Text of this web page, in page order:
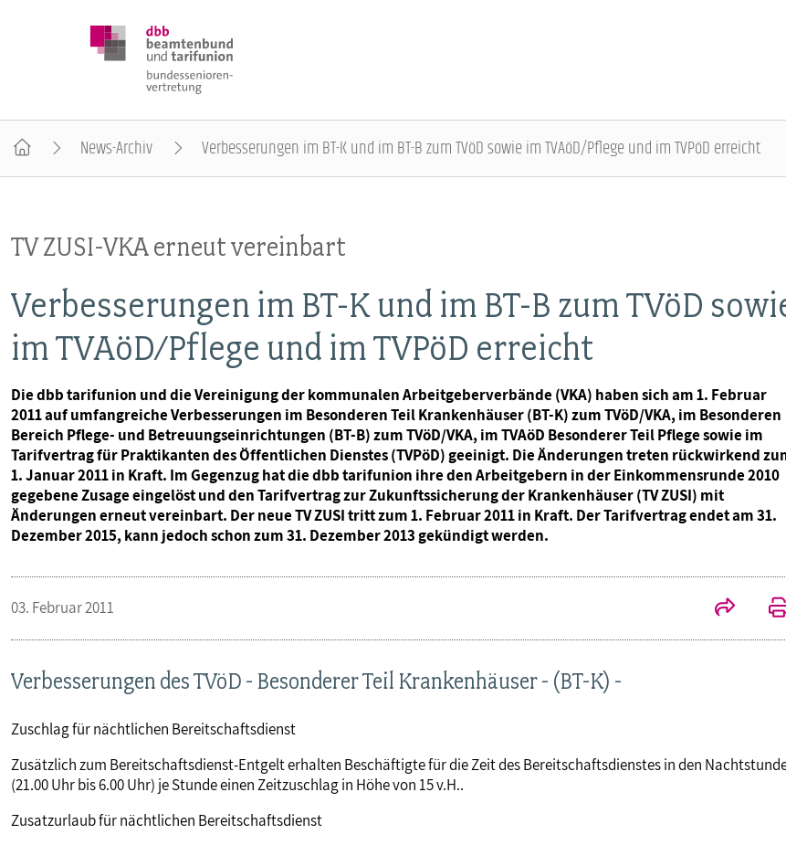
Geschäftsführung
Kontakt
BAGSO
POSITIONEN
VERANSTALTUNGEN
Bundesseniorenkongress
PUBLIKATIONEN
News-Archiv Verbesserungen im BT-K und im BT-B zum TVöD sowie im TVAöD/Pflege und im TVPöD erreicht
TV ZUSI-VKA erneut vereinbart
Verbesserungen im BT-K und im BT-B zum TVöD
im TVAöD/Pflege und im TVPöD erreicht
Die dbb tarifunion und die Vereinigung der kommunalen Arbeitgeberverbände (VKA) haben sich am 1. Februar
2011 auf umfangreiche Verbesserungen im Besonderen Teil Krankenhäuser (BT-K) zum TVöD/VKA, im Besonderen
Bereich Pflege- und Betreuungseinrichtungen (BT-B) zum TVöD/VKA, im TVAöD Besonderer Teil Pflege sowie im
Tarifvertrag für Praktikanten des Öffentlichen Dienstes (TVPöD) geeinigt. Die Änderungen treten rückwirkend
1. Januar 2011 in Kraft. Im Gegenzug hat die dbb tarifunion ihre den Arbeitgebern in der Einkommensrunde 2010
gegebene Zusage eingelöst und den Tarifvertrag zur Zukunftssicherung der Krankenhäuser (TV ZUSI) mit
Änderungen erneut vereinbart. Der neue TV ZUSI tritt zum 1. Februar 2011 in Kraft. Der Tarifvertrag endet am 31.
Dezember 2015, kann jedoch schon zum 31. Dezember 2013 gekündigt werden.
03. Februar 2011
Verbesserungen des TVöD - Besonderer Teil Krankenhäuser - (BT-K) -
Zuschlag für nächtlichen Bereitschaftsdienst
Zusätzlich zum Bereitschaftsdienst-Entgelt erhalten Beschäftigte für die Zeit des Bereitschaftsdienstes in den
(21.00 Uhr bis 6.00 Uhr) je Stunde einen Zeitzuschlag in Höhe von 15 v.H..
Zusatzurlaub für nächtlichen Bereitschaftsdienst